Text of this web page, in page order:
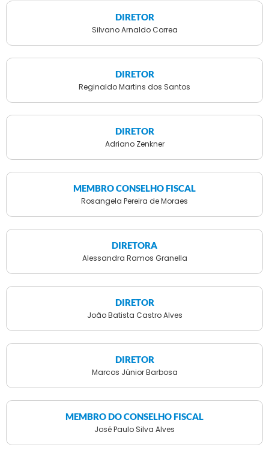
DIRETOR
Silvano Arnaldo Correa
DIRETOR
Reginaldo Martins dos Santos
DIRETOR
Adriano Zenkner
MEMBRO CONSELHO FISCAL
Rosangela Pereira de Moraes
DIRETORA
Alessandra Ramos Granella
DIRETOR
João Batista Castro Alves
DIRETOR
Marcos Júnior Barbosa
MEMBRO DO CONSELHO FISCAL
José Paulo Silva Alves